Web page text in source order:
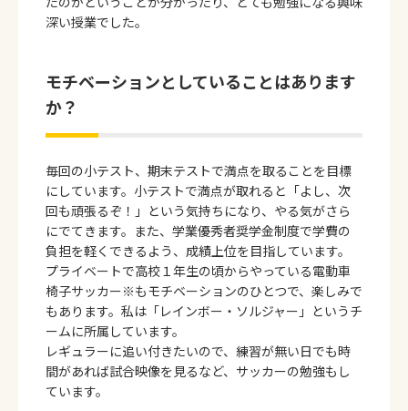
深い授業でした。
モチベーションとしていることはあります
か？
毎回の小テスト、期末テストで満点を取ることを目標
にしています。小テストで満点が取れると「よし、次
回も頑張るぞ！」という気持ちになり、やる気がさら
にでてきます。また、学業優秀者奨学金制度で学費の
負担を軽くできるよう、成績上位を目指しています。
プライベートで高校１年生の頃からやっている電動車
椅子サッカー※もモチベーションのひとつで、楽しみで
もあります。私は「レインボー・ソルジャー」というチ
ームに所属しています。
レギュラーに追い付きたいので、練習が無い日でも時
間があれば試合映像を見るなど、サッカーの勉強もし
ています。